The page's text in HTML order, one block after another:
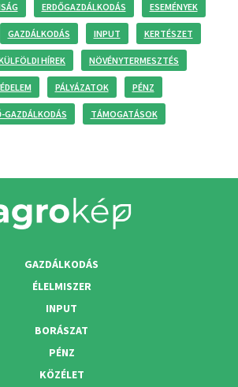
ERDŐGAZDÁLKODÁS ESEMÉNYEK
GAZDÁLKODÁS INPUT KERTÉSZET
HÍREK NÖVÉNYTERMESZTÉS
PÁLYÁZATOK PÉNZ
GAZDÁLKODÁS TÁMOGATÁSOK
GAZDÁLKODÁS
ÉLELMISZER
INPUT
BORÁSZAT
PÉNZ
KÖZÉLET